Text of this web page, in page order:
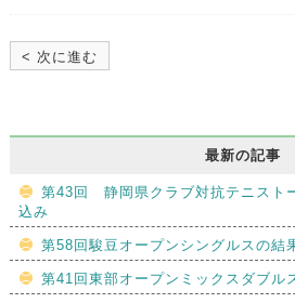
< 次に進む
最新の記事
第43回 静岡県クラブ対抗テニスト
込み
第58回駿豆オープンシングルスの結
第41回東部オープンミックスダブル